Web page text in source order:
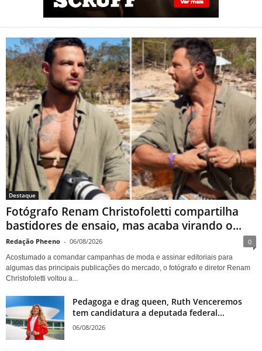
Fotógrafo Renam Christofoletti
compartilha bastidores de
ensaio, mas acaba virando o
centro das atenções
Destaque
Fotógrafo Renam Christofoletti compartilha
bastidores de ensaio, mas acaba virando o...
Redação Pheeno - 06/08/2026 0
Acostumado a comandar campanhas de moda e assinar editoriais para
algumas das principais publicações do mercado, o fotógrafo e diretor Renam
Christofoletti voltou a...
Pedagoga e drag queen, Ruth Venceremos
tem candidatura a deputada federal...
06/08/2026